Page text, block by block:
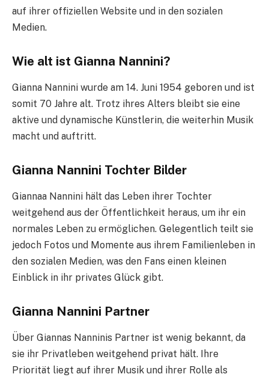
auf ihrer offiziellen Website und in den sozialen
Medien.
Wie alt ist Gianna Nannini?
Gianna Nannini wurde am 14. Juni 1954 geboren und ist
somit 70 Jahre alt. Trotz ihres Alters bleibt sie eine
aktive und dynamische Künstlerin, die weiterhin Musik
macht und auftritt.
Gianna Nannini Tochter Bilder
Giannaa Nannini hält das Leben ihrer Tochter
weitgehend aus der Öffentlichkeit heraus, um ihr ein
normales Leben zu ermöglichen. Gelegentlich teilt sie
jedoch Fotos und Momente aus ihrem Familienleben in
den sozialen Medien, was den Fans einen kleinen
Einblick in ihr privates Glück gibt.
Gianna Nannini Partner
Über Giannas Nanninis Partner ist wenig bekannt, da
sie ihr Privatleben weitgehend privat hält. Ihre
Priorität liegt auf ihrer Musik und ihrer Rolle als